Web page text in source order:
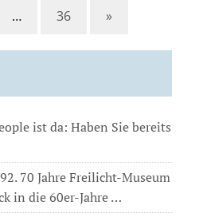
… 36 »
ist da: Haben Sie bereits
70 Jahre Freilicht-Museum
in die 60er-Jahre …